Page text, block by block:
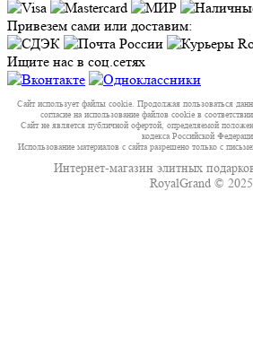
Привезем сами или доставим:
Ищите нас в соц.сетях
Сайт использует файлы cookie. Продолжая пользоваться
согласие на использование файлов cookie в
Сайт не является публичной офертой, определяемой
кодекса Российской
Использование материалов с сайта разрешено только с
Интернет-магазин элитных
RoyalGrand © 2025